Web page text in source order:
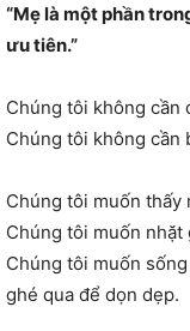
“Mẹ là một phần
ưu tiên.”
Chúng tôi không cần
Chúng tôi không cần
Chúng tôi muốn thấy
Chúng tôi muốn
Chúng tôi muốn
ghé qua để dọn dẹp.